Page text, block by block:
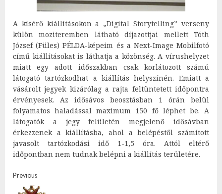
A kísérő kiállításokon a „Digital Storytelling” verseny
külön moziteremben látható díjazottjai mellett Tóth
József (Füles) PÉLDA-képeim és a Next-Image Mobilfotó
című kiállításokat is láthatja a közönség. A vírushelyzet
miatt egy adott időszakban csak korlátozott számú
látogató tartózkodhat a kiállítás helyszínén. Emiatt a
vásárolt jegyek kizárólag a rajta feltüntetett időpontra
érvényesek. Az idősávos beosztásban 1 órán belül
folyamatos haladással maximum 150 fő léphet be. A
látogatók a jegy felületén megjelenő idősávban
érkezzenek a kiállításba, ahol a belépéstől számított
javasolt tartózkodási idő 1-1,5 óra. Attól eltérő
időpontban nem tudnak belépni a kiállítás területére.
Post
Previous